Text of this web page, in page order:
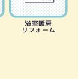
浴室暖房
リフォーム